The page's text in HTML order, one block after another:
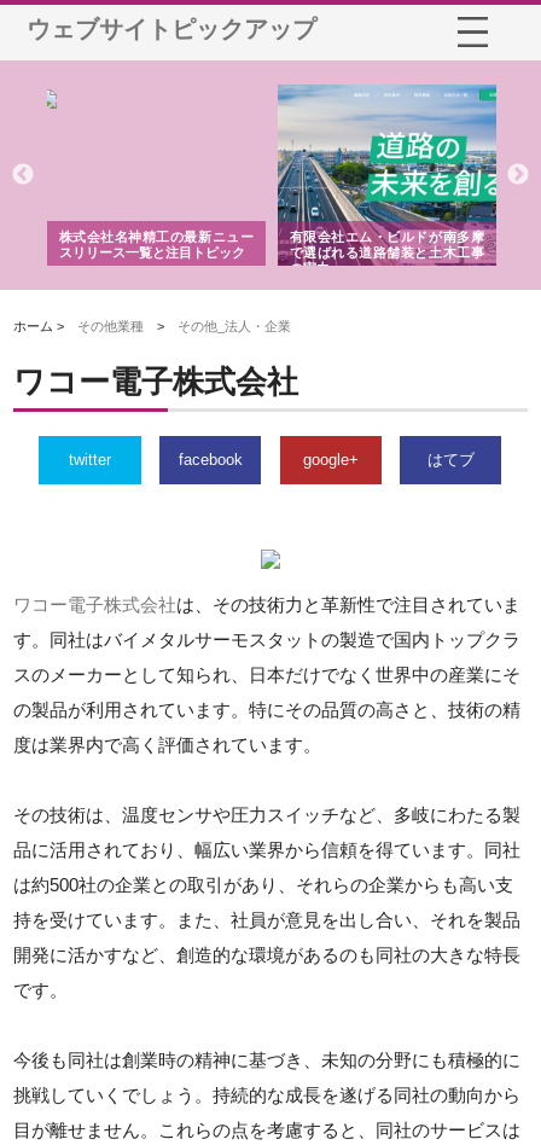
ウェブサイトピックアップ
株式会社名神精工の最新ニュー
スリリース一覧と注目トピック
有限会社エム・ビルドが南多摩
で選ばれる道路舗装と土木工事
の実力
ホーム > その他業種 > その他_法人・企業
ワコー電子株式会社
twitter facebook google+ はてブ
ワコー電子株式会社は、その技術力と革新性で注目されていま
す。同社はバイメタルサーモスタットの製造で国内トップクラ
スのメーカーとして知られ、日本だけでなく世界中の産業にそ
の製品が利用されています。特にその品質の高さと、技術の精
度は業界内で高く評価されています。
その技術は、温度センサや圧力スイッチなど、多岐にわたる製
品に活用されており、幅広い業界から信頼を得ています。同社
は約500社の企業との取引があり、それらの企業からも高い支
持を受けています。また、社員が意見を出し合い、それを製品
開発に活かすなど、創造的な環境があるのも同社の大きな特長
です。
今後も同社は創業時の精神に基づき、未知の分野にも積極的に
挑戦していくでしょう。持続的な成長を遂げる同社の動向から
目が離せません。これらの点を考慮すると、同社のサービスは